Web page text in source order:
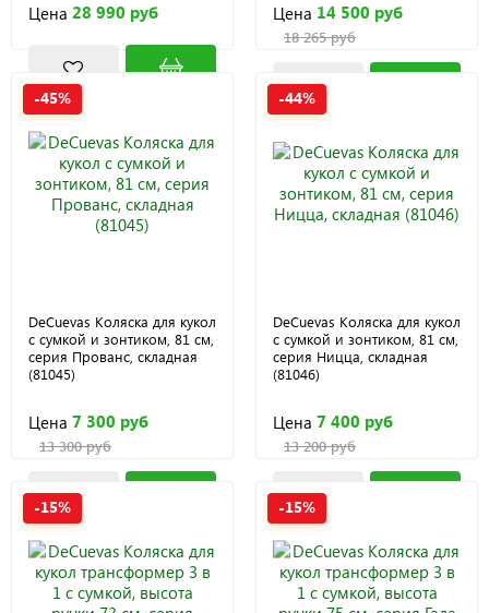
Цена 28 990 руб Цена 14 500 руб
18 265 руб
-45%
DeCuevas Коляска для кукол
с сумкой и зонтиком, 81 см,
серия Прованс, складная
(81045)
Цена 7 300 руб
13 300 руб
-44%
DeCuevas Коляска для кукол
с сумкой и зонтиком, 81 см,
серия Ницца, складная
(81046)
Цена 7 400 руб
13 200 руб
-15% -15%